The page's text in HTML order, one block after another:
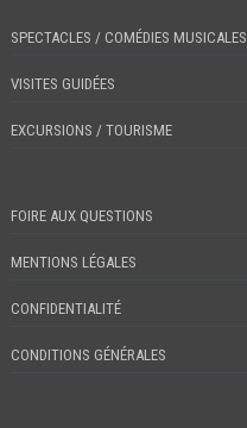
SPECTACLES / COMÉDIES MUSICALES
VISITES GUIDÉES
EXCURSIONS / TOURISME
FOIRE AUX QUESTIONS
MENTIONS LÉGALES
CONFIDENTIALITÉ
CONDITIONS GÉNÉRALES